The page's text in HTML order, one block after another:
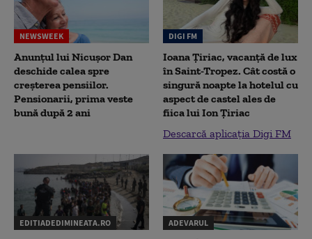
NEWSWEEK
Anunțul lui Nicușor Dan
deschide calea spre
creșterea pensiilor.
Pensionarii, prima veste
bună după 2 ani
DIGI FM
Ioana Țiriac, vacanță de lux
în Saint-Tropez. Cât costă o
singură noapte la hotelul cu
aspect de castel ales de
fiica lui Ion Țiriac
Descarcă aplicația Digi FM
EDITIADEDIMINEATA.RO ADEVARUL